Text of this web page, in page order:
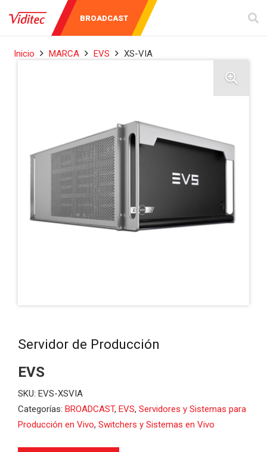
AUDIO Y
VIDEO
BROADCAST
INSTRUMENTOS
DE MEDICIÓN
Inicio MARCA EVS XS-VIA
Servidor de Producción
EVS
SKU: EVS-XSVIA
Categorías: BROADCAST, EVS, Servidores y Sistemas para
Producción en Vivo, Switchers y Sistemas en Vivo